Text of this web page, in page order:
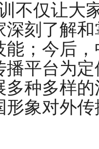
不仅让大
深刻了解
能；今后
播平台为
多种多样
形象对外